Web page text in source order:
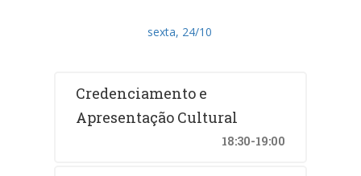
sexta, 24/10
Credenciamento e
Apresentação Cultural
18:30-19:00